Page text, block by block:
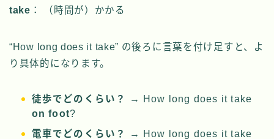
take ： （時間が）かかる
“How long does it take” の後ろに言葉を付け足すと、よ
り具体的になります。
徒歩でどのくらい？
→ How long does it take
on foot?
電車でどのくらい？
→ How long does it take